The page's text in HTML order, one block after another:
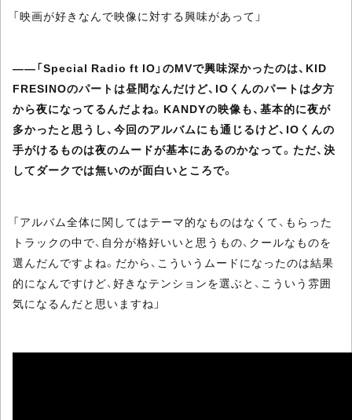
「映画が好きなんで映像に対する興味があって」
――「Special Radio ft IO」のMVで興味深かったのは、KID
FRESINOのパートは昼間なんだけど、IOくんのパートは夕方
から夜になってるんだよね。KANDYの映像も、基本的に夜が
多かったと思うし、今回のアルバムにも通じるけど、IOくんの
手がけるものは夜のムードが基本にあるのかなって。ただ、決
してダークでは無いのが面白いところで。
「アルバム全体に関してはテーマ的なものはなくて、もらった
トラックの中で、自分が格好いいと思うもの、クールなものを
選んだんですよね。だから、こういうムードになったのは結果
的になんですけど、好きなテンションを選ぶと、こういう雰囲
気になるんだと思いますね」